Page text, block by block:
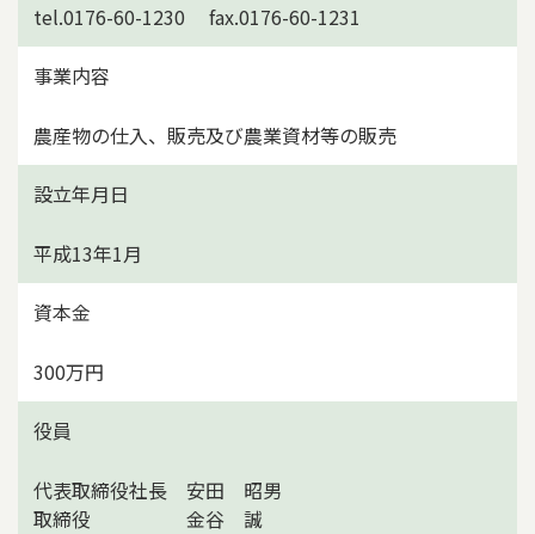
tel.0176-60-1230 fax.0176-60-1231
事業内容
農産物の仕入、販売及び農業資材等の販売
設立年月日
平成13年1月
資本金
300万円
役員
代表取締役社長 安田 昭男
取締役 金谷 誠